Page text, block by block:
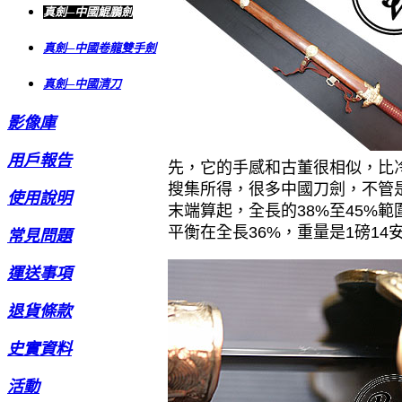
真劍─中國鯤鵬劍
真劍─中國卷龍雙手劍
真劍─中國清刀
影像庫
用戶報告
使用說明
常見問題
運送事項
退貨條款
史實資料
活動
先，它的手感和古董很相似，
搜集所得，很多中國刀劍，不
末端算起，全長的38%至45%
平衡在全長36%，重量是1磅14